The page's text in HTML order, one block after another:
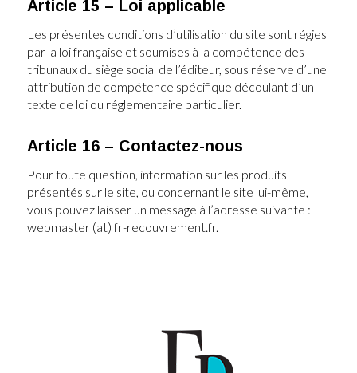
Article 15 – Loi applicable
Les présentes conditions d’utilisation du site sont régies
par la loi française et soumises à la compétence des
tribunaux du siège social de l’éditeur, sous réserve d’une
attribution de compétence spécifique découlant d’un
texte de loi ou réglementaire particulier.
Article 16 – Contactez-nous
Pour toute question, information sur les produits
présentés sur le site, ou concernant le site lui-même,
vous pouvez laisser un message à l’adresse suivante :
webmaster (at) fr-recouvrement.fr.